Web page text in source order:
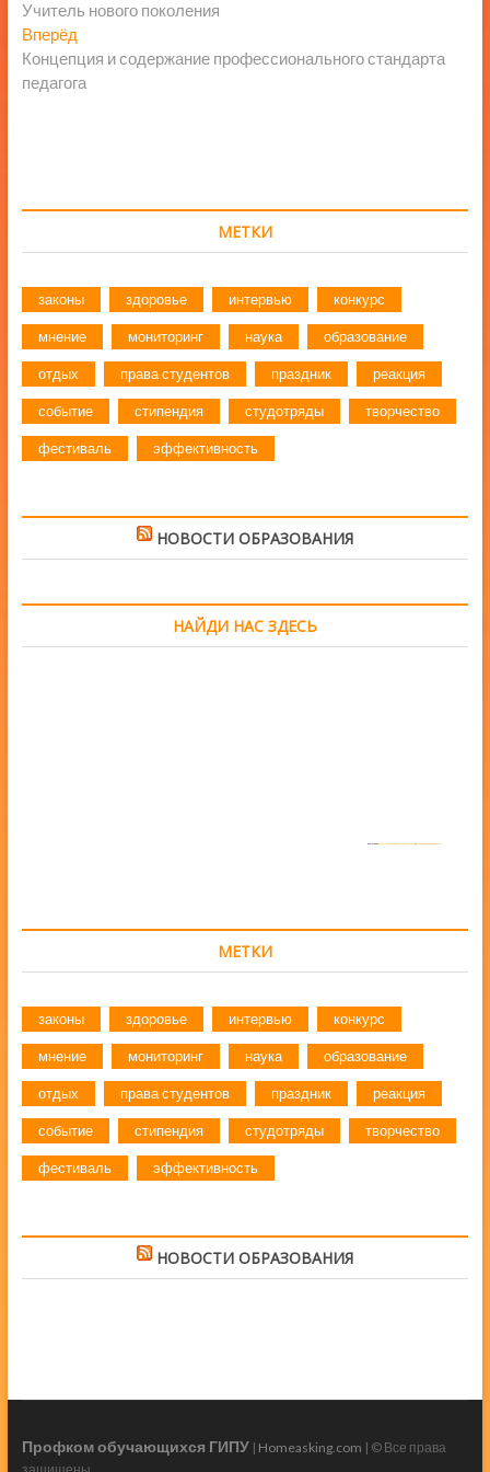
по
записям
запись:
Учитель нового поколения
ВперёдСледующая
запись:
Концепция и содержание профессионального стандарта
педагога
МЕТКИ
законы здоровье интервью конкурс
мнение мониторинг наука образование
отдых права студентов праздник реакция
событие стипендия студотряды творчество
фестиваль эффективность
НОВОСТИ ОБРАЗОВАНИЯ
НАЙДИ НАС ЗДЕСЬ
МЕТКИ
законы здоровье интервью конкурс
мнение мониторинг наука образование
отдых права студентов праздник реакция
событие стипендия студотряды творчество
фестиваль эффективность
НОВОСТИ ОБРАЗОВАНИЯ
Профком обучающихся ГИПУ| Homeasking.com | © Все права